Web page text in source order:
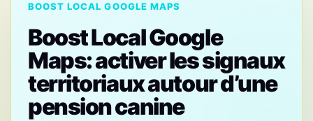
BOOST LOCAL GOOGLE MAPS
Boost Local Google
Maps: activer les signaux
territoriaux autour d’une
pension canine